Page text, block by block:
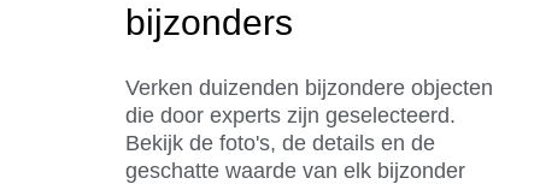
bijzonders
Verken duizenden bijzondere objecten
die door experts zijn geselecteerd.
Bekijk de foto's, de details en de
geschatte waarde van elk bijzonder